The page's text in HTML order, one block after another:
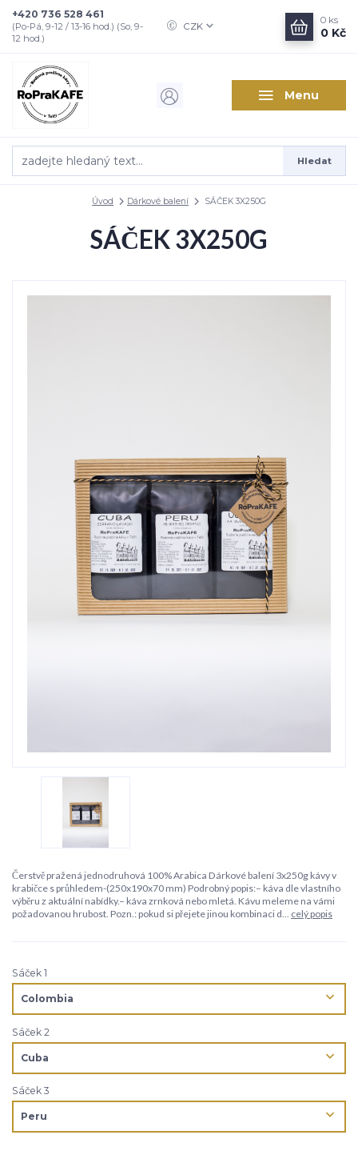
Menu
CZK
Hledat
+420 736 528 461
(Po-Pá, 9-12 / 13-16 hod.) (So, 9-
12 hod.)
0 ks
0 Kč
Úvod Dárkové balení SÁČEK 3X250G
SÁČEK 3X250G
Čerstvě pražená jednodruhová 100% Arabica Dárkové balení 3x250g kávy v
krabičce s průhledem-(250x190x70 mm) Podrobný popis:– káva dle vlastního
výběru z aktuální nabídky.– káva zrnková nebo mletá. Kávu meleme na vámi
požadovanou hrubost. Pozn.: pokud si přejete jinou kombinaci d... celý popis
Sáček 1
Sáček 2
Sáček 3